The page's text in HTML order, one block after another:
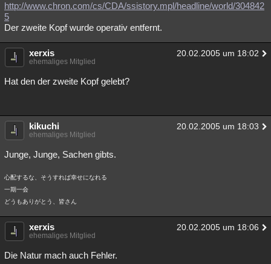
http://www.chron.com/cs/CDA/ssistory.mpl/headline/world/304842
5
Der zweite Kopf wurde operativ entfernt.
xerxis 20.02.2005 um 18:02
ehemaliges Mitglied
Hat den der zweite Kopf gelebt?
kikuchi 20.02.2005 um 18:03
ehemaliges Mitglied
Junge, Junge, Sachen gibts.
心配するな、そうすれば幸せになれる
一期一会
どうもありがとう、皆さん
xerxis 20.02.2005 um 18:06
ehemaliges Mitglied
Die Natur mach auch Fehler.